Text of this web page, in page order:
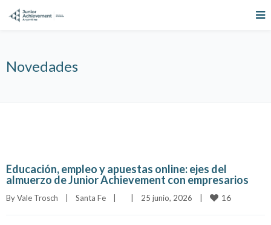
Novedades
Educación, empleo y apuestas online: ejes del
almuerzo de Junior Achievement con empresarios
By Vale Trosch Santa Fe 25 junio, 2026 16